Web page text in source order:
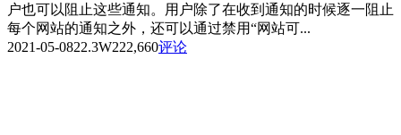
户也可以阻止这些通知。用户除了在收到通知的时候逐一阻止
每个网站的通知之外，还可以通过禁用“网站可...
2021-05-0822.3W222,660评论